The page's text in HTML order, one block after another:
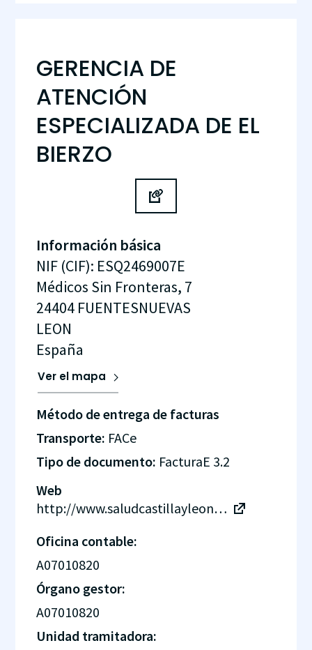
GERENCIA DE
ATENCIÓN
ESPECIALIZADA DE EL
BIERZO
Información básica
NIF (CIF): ESQ2469007E
Médicos Sin Fronteras, 7
24404 FUENTESNUEVAS
LEON
España
Ver el mapa
Método de entrega de facturas
Transporte: FACe
Tipo de documento: FacturaE 3.2
Web
http://www.saludcastillayleon.es/HBierzoPonferrada/es
Oficina contable:
A07010820
Órgano gestor:
A07010820
Unidad tramitadora: